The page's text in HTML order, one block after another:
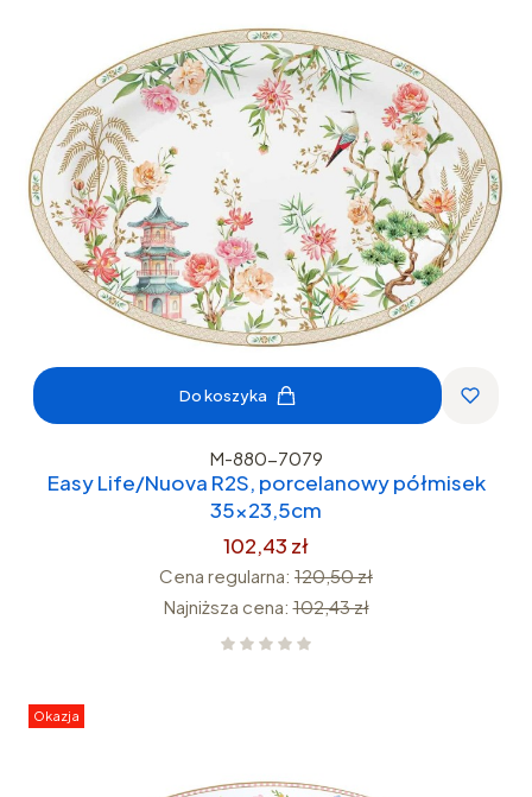
Do koszyka
M-880-7079
Easy Life/Nuova R2S, porcelanowy półmisek
35x23,5cm
102,43 zł
Cena regularna: 120,50 zł
Najniższa cena: 102,43 zł
Okazja